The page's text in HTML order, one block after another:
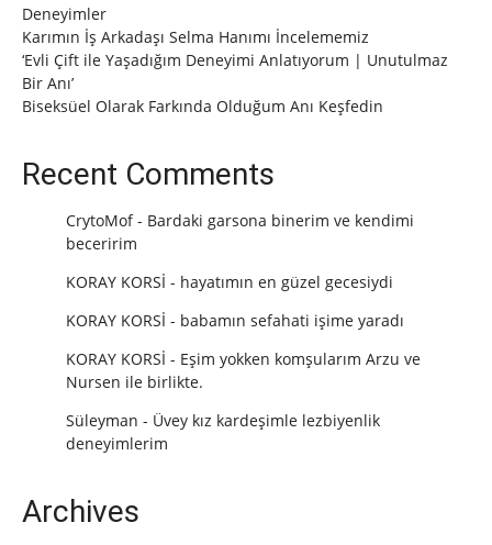
Deneyimler
Karımın İş Arkadaşı Selma Hanımı İncelememiz
‘Evli Çift ile Yaşadığım Deneyimi Anlatıyorum | Unutulmaz
Bir Anı’
Biseksüel Olarak Farkında Olduğum Anı Keşfedin
Recent Comments
CrytoMof- Bardaki garsona binerim ve kendimi
beceririm
KORAY KORSİ - hayatımın en güzel gecesiydi
KORAY KORSİ - babamın sefahati işime yaradı
KORAY KORSİ - Eşim yokken komşularım Arzu ve
Nursen ile birlikte.
Süleyman - Üvey kız kardeşimle lezbiyenlik
deneyimlerim
Archives